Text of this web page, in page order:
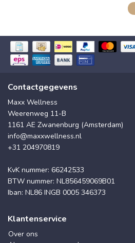
Contactgegevens
Maxx Wellness
Weerenweg 11-B
1161 AE Zwanenburg (Amsterdam)
info@maxxwellness.nl
+31 204970819
KvK nummer: 66242533
BTW nummer: NL856459069B01
Iban: NL86 INGB 0005 346373
Klantenservice
Over ons